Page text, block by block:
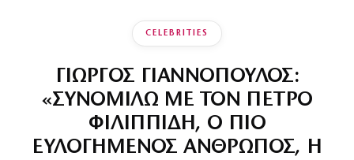
CELEBRITIES
ΓΙΩΡΓΟΣ ΓΙΑΝΝΟΠΟΥΛΟΣ:
«ΣΥΝΟΜΙΛΩ ΜΕ ΤΟΝ ΠΕΤΡΟ
ΦΙΛΙΠΠΙΔΗ, Ο ΠΙΟ
ΕΥΛΟΓΗΜΕΝΟΣ ΑΝΘΡΩΠΟΣ, Η